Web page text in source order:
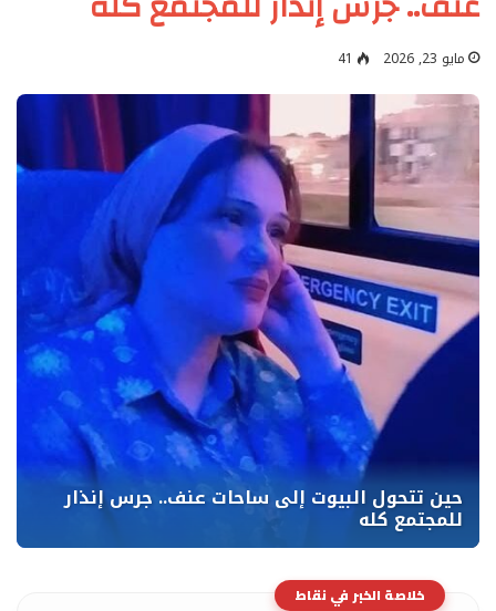
مايو 23, 2026 41
خلاصة الخبر في نقاط